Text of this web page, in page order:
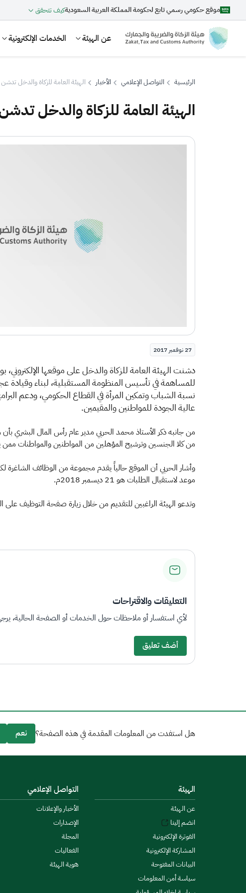
موقع حكومي رسمي تابع لحكومة المملكة العربية السعوديةكيف تتحقق
عن الهيئة الخدمات الإلكترونية
بحث
الرئيسية التواصل الإعلامي الأخبار الهيئة العامة للزكاة والدخل
الهيئة العامة للزكاة والدخل
27 نوفمبر 2017
دشنت الهيئة العامة للزكاة والدخل على موقعها
للمساهمة في تأسيس المنظومة المستقبلية، لبناء
نسبة الشباب وتمكين المرأة في القطاع الحكومي، ودعم
عالية الجودة للمواطنين والمقيمين.
من جانبه ذكر الأستاذ محمد الحربي مدير عام رأس المال البشري
من كلا الجنسين وترشيح المؤهلين من المواطنين والمواطنات ممن
وأشار الحربي أن الموقع حالياً يقدم مجموعة من الوظائف الشاغرة
موعد لاستقبال الطلبات هو 21 ديسمبر 2018م.
وتدعو الهيئة الراغبين للتقديم من خلال زيارة صفحة التوظيف على
التعليقات والاقتراحات
لأي استفسار أو ملاحظات حول الخدمات أو الصفحة الحالية،
أضف تعليق
هل استفدت من المعلومات المقدمة في هذه الصفحة؟ نعم
الهيئة
عن الهيئة
انضم إلينا
الفوترة الإلكترونية
المشاركة الإلكترونية
البيانات المفتوحة
سياسة أمن المعلومات
التواصل الإعلامي
الأخبار والإعلانات
الإصدارات
المجلة
الفعاليات
هوية الهيئة